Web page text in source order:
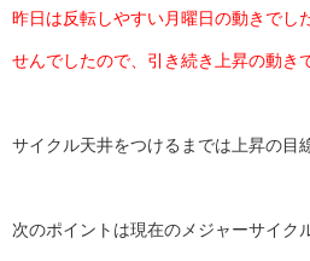
昨日は反転しやすい月曜日の動きでし
せんでしたので、引き続き上昇の動き
サイクル天井をつけるまでは上昇の目
次のポイントは現在のメジャーサイク